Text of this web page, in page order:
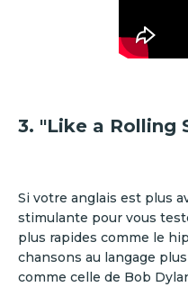
3. "Like a Rolling
Si votre anglais est plus
stimulante pour vous
plus rapides comme le
chansons au langage
comme celle de Bob